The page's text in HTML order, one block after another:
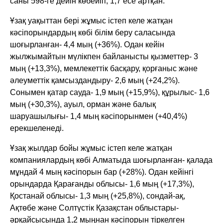
Ұзақ уақыттан бері жұмыс істеп келе жатқан
кәсіпорындардың көбі білім беру саласында
шоғырланған- 4,4 мың (+36%). Одан кейін
жылжымайтын мүлікпен байланысты қызметтер- 3
мың (+13,3%), мемлекеттік басқару, қорғаныс және
әлеуметтік қамсыздандыру- 2,6 мың (+24,2%).
Сонымен қатар сауда- 1,9 мың (+15,9%), құрылыс- 1,6
мың (+30,3%), ауыл, орман және балық
шаруашылығы- 1,4 мың кәсіпорынмен (+40,4%)
ерекшеленеді.
Ұзақ жылдар бойы жұмыс істеп келе жатқан
компаниялардың көбі Алматыда шоғырланған- қалада
мұндай 4 мың кәсіпорын бар (+28%). Одан кейінгі
орындарда Қарағанды облысы- 1,6 мың (+17,3%),
Қостанай облысы- 1,3 мың (+25,8%), сондай-ақ,
Ақтөбе және Солтүстік Қазақстан облыстары-
әрқайсысында 1,2 мыңнан кәсіпорын тіркелген